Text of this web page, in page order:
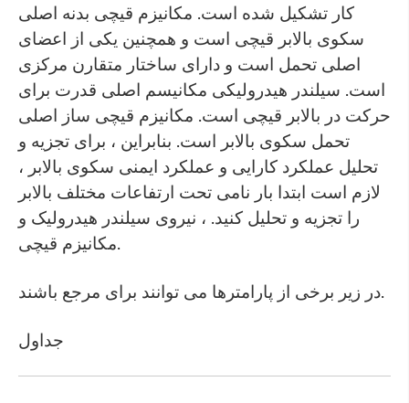
کار تشکیل شده است. مکانیزم قیچی بدنه اصلی
سکوی بالابر قیچی است و همچنین یکی از اعضای
اصلی تحمل است و دارای ساختار متقارن مرکزی
است. سیلندر هیدرولیکی مکانیسم اصلی قدرت برای
حرکت در بالابر قیچی است. مکانیزم قیچی ساز اصلی
تحمل سکوی بالابر است. بنابراین ، برای تجزیه و
تحلیل عملکرد کارایی و عملکرد ایمنی سکوی بالابر ،
لازم است ابتدا بار نامی تحت ارتفاعات مختلف بالابر
را تجزیه و تحلیل کنید. ، نیروی سیلندر هیدرولیک و
مکانیزم قیچی.
در زیر برخی از پارامترها می توانند برای مرجع باشند.
جداول